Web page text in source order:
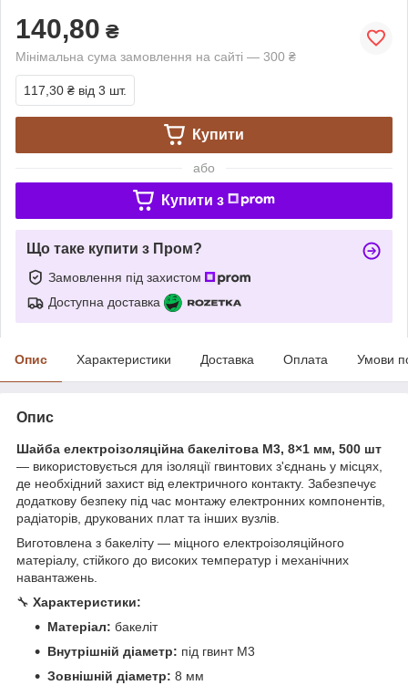
140,80 ₴
Мінімальна сума замовлення на сайті — 300 ₴
117,30 ₴ від 3 шт.
Купити
або
Купити з
Що таке купити з Пром?
Замовлення під захистом
Доступна доставка
Опис Характеристики Доставка Оплата Умови
Опис
Шайба електроізоляційна бакелітова М3, 8×1 мм, 500 шт
— використовується для ізоляції гвинтових з'єднань у місцях,
де необхідний захист від електричного контакту. Забезпечує
додаткову безпеку під час монтажу електронних компонентів,
радіаторів, друкованих плат та інших вузлів.
Виготовлена з бакеліту — міцного електроізоляційного
матеріалу, стійкого до високих температур і механічних
навантажень.
🔧 Характеристики:
Матеріал: бакеліт
Внутрішній діаметр: під гвинт М3
Зовнішній діаметр: 8 мм